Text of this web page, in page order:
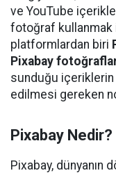
ve YouTube
fotoğraf kullanmak
platformlardan biri
Pixabay
sunduğu içeriklerin
edilmesi gereken
Pixabay Nedir?
Pixabay, dünyanın